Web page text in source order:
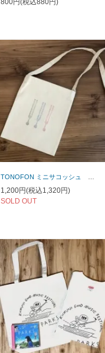
1,200円(税込1,320円)
SOLD OUT